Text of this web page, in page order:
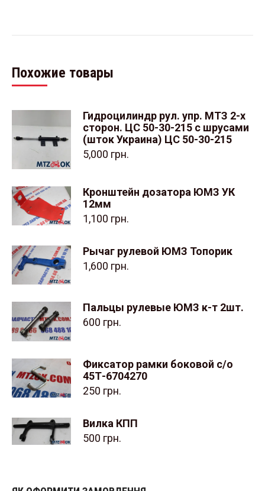
Похожие товары
Гидроцилиндр рул. упр. МТЗ 2-х
сторон. ЦС 50-30-215 с шрусами
(шток Украина) ЦС 50-30-215
5,000 грн.
Кронштейн дозатора ЮМЗ УК
12мм
1,100 грн.
Рычаг рулевой ЮМЗ Топорик
1,600 грн.
Пальцы рулевые ЮМЗ к-т 2шт.
600 грн.
Фиксатор рамки боковой с/о
45Т-6704270
250 грн.
Вилка КПП
500 грн.